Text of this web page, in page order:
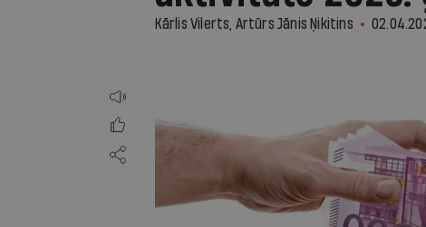
Kārlis Vilerts, Artūrs Jānis Ņikitins